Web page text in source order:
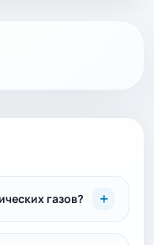
газов?